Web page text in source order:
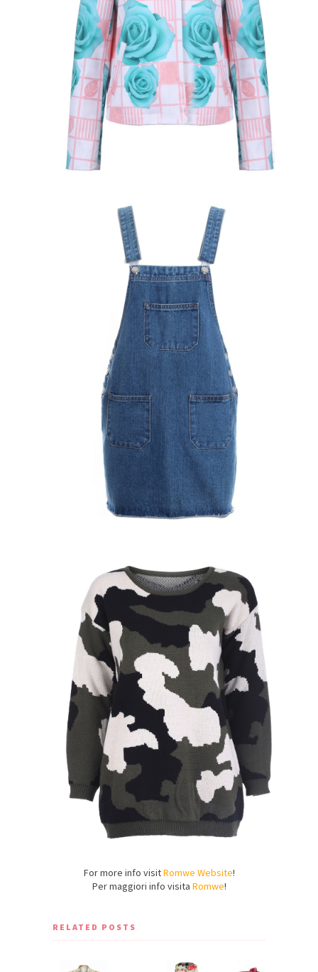
For more info visitRomwe Website!
Per maggiori info visita Romwe!
RELATED POSTS